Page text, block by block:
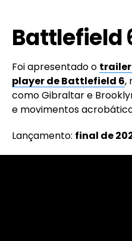
Battlefield
Foi apresentado o
player de Battlefield 6,
como Gibraltar e
e movimentos
Lançamento: final de